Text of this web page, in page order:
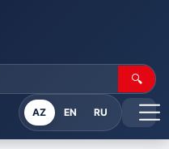
🔍
AZ EN RU